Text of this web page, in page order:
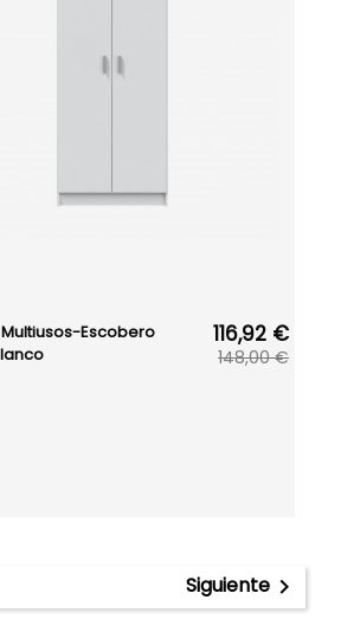
Escobero
116,92 €
148,00 €
Siguiente